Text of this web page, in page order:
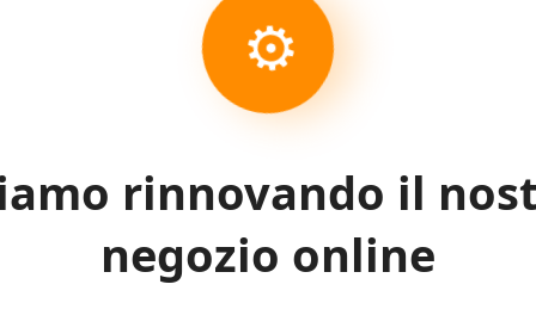
⚙
rinnovando il
negozio online